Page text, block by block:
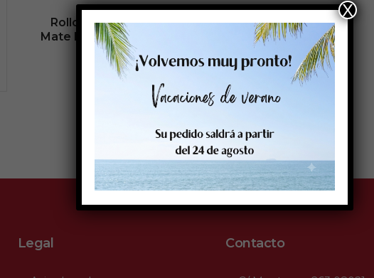
Rollo etq.102×51/1 Papel B
Mate Premium Ink-Perm 0/0-
St B-
€ sin IVA
Envio inmediato
Legal Contacto
X